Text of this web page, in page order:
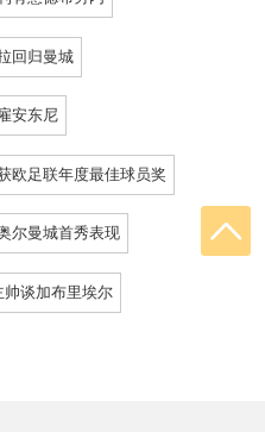
回归曼城
安东尼
欧足联年度最佳球员奖
尔曼城首秀表现
帅谈加布里埃尔